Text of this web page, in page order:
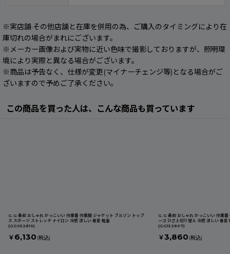
※実店舗·その他店舗と在庫を併用の為、ご購入のタイミングにより在
庫切れの場合がまれにございます。
※メーカー画像および実物に近い色味で撮影しておりますが、照明環
境により実際と異なる場合がございます。
※商品は予告なく、仕様が変更(マイナーチェンジ等)となる場合がご
ざいますので予めご了承ください。
この商品を買った人は、こんな商品も買っています
G.G 桑和 おしゃれ かっこいい 作業着 作業服 ジャケット ブルゾン トップ
ス スポーツ ストレッチ ナイロン 冷感 涼しい 春夏 軽量
[GG032810]
￥ 6,130 (税込)
G.G 桑和 おしゃれ かっこいい 作業
ーゴ ひざ上切り替え 冷感 涼しい 春
[GG132807]
￥3,860 (税込)